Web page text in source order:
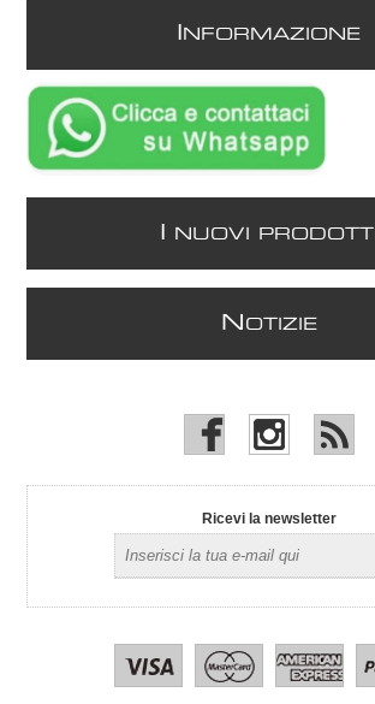
NFORMAZIONE
NUOVI PRODOTTI
N OTIZIE
Ricevi la newsletter